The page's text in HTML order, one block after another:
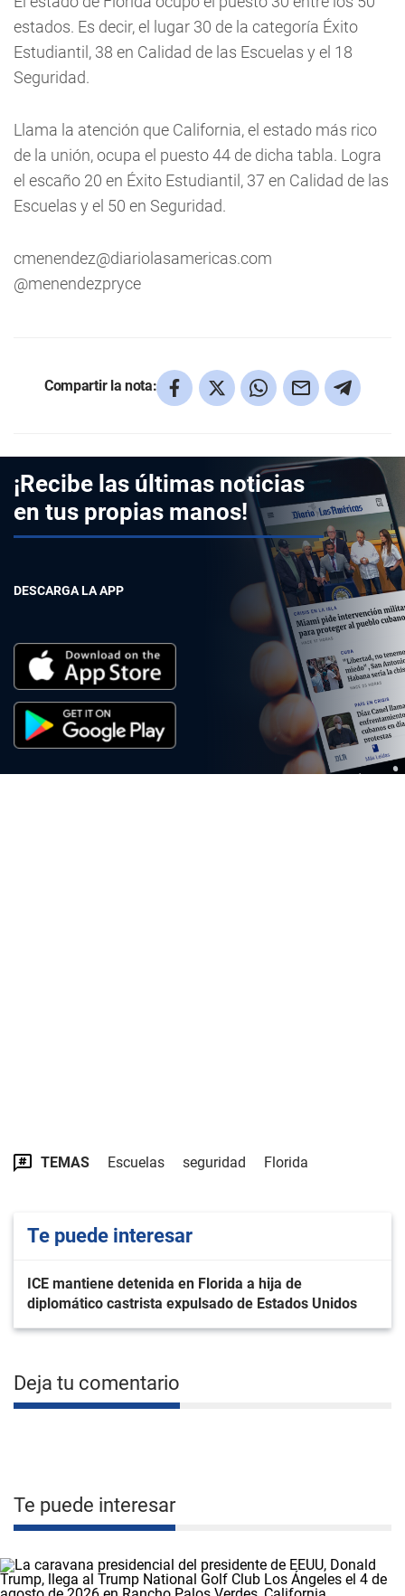
estados. Es decir, el lugar 30 de la categoría Éxito
Estudiantil, 38 en Calidad de las Escuelas y el 18
Seguridad.
Llama la atención que California, el estado más rico
de la unión, ocupa el puesto 44 de dicha tabla. Logra
el escaño 20 en Éxito Estudiantil, 37 en Calidad de las
Escuelas y el 50 en Seguridad.
cmenendez@diariolasamericas.com
@menendezpryce
Compartir la nota:
¡Recibe las últimas noticias
en tus propias manos!
DESCARGA LA APP
TEMAS Escuelas seguridad Florida
Te puede interesar
ICE mantiene detenida en Florida a hija de
diplomático castrista expulsado de Estados Unidos
Deja tu comentario
Te puede interesar